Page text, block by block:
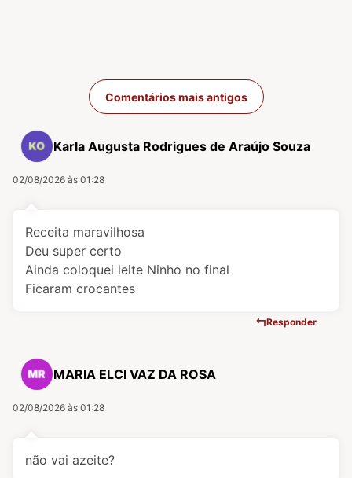
Navegação de
Comentários mais antigos
Karla Augusta Rodrigues de Araújo Souza
02/08/2026 às 01:28
Receita maravilhosa
Deu super certo
Ainda coloquei leite Ninho no final
Ficaram crocantes
Responder
MARIA ELCI VAZ DA ROSA
02/08/2026 às 01:28
não vai azeite?